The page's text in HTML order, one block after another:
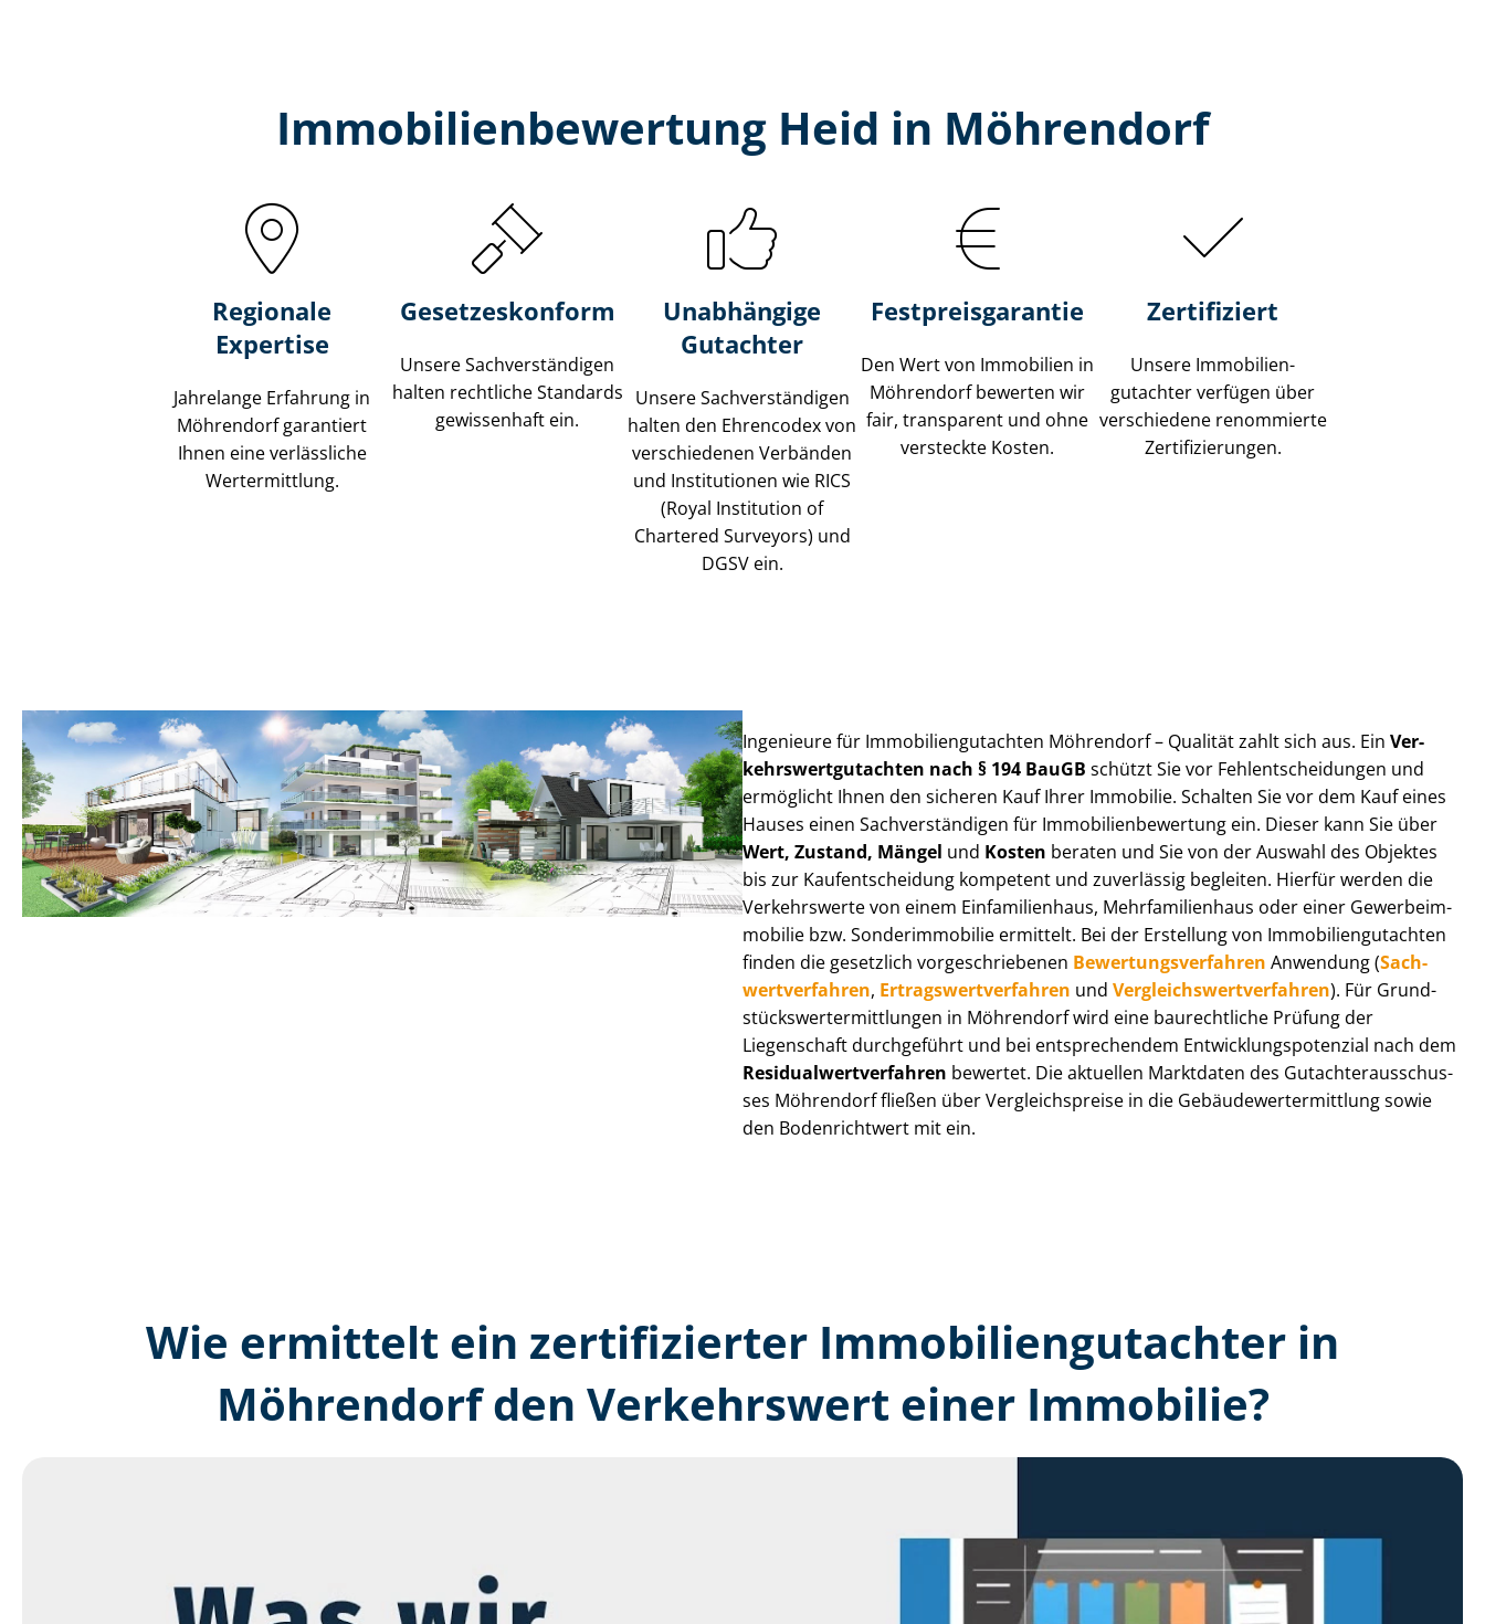
Immobilien­bewertung Heid in Möhrendorf
Regionale
Expertise
Jahrelange Erfahrung in
Möhrendorf garantiert
Ihnen eine verlässliche
Wertermittlung.
Gesetzes­konform
Unsere Sach­ver­stän­di­gen
halten rechtliche Standards
gewissenhaft ein.
Unabhängige
Gutachter
Unsere Sach­ver­stän­di­gen
halten den Ehrencodex von
verschiedenen Verbänden
und Institutionen wie RICS
(Royal Institution of
Chartered Surveyors) und
DGSV ein.
Festpreis​garantie
Den Wert von Immobilien in
Möhrendorf bewerten wir
fair, transparent und ohne
versteckte Kosten.
Zertifiziert
Unsere Immobilien­
gutachter verfügen über
verschiedene renommierte
Zer­ti­fi­zie­run­gen.
Ingenieure für Im­mo­bi­li­en­gut­ach­ten Möhrendorf – Qualität zahlt sich aus. Ein Ver­
kehrs­wert­gut­ach­ten nach § 194 BauGB schützt Sie vor Fehl­ent­schei­dun­gen und
ermöglicht Ihnen den sicheren Kauf Ihrer Immobilie. Schalten Sie vor dem Kauf eines
Hauses einen Sach­ver­stän­di­gen für Im­mo­bi­li­en­be­wer­tung ein. Dieser kann Sie über
Wert, Zustand, Mängel und Kosten beraten und Sie von der Auswahl des Objektes
bis zur Kauf­ent­schei­dung kompetent und zuverlässig begleiten. Hierfür werden die
Verkehrswerte von einem Einfamilienhaus, Mehr­fa­mi­li­en­haus oder einer Ge­wer­be­im­
mo­bi­lie bzw. Sonderimmobilie ermittelt. Bei der Erstellung von Im­mo­bi­li­en­gut­ach­ten
finden die gesetzlich vor­ge­schrie­be­nen Be­wer­tungs­ver­fah­ren Anwendung (Sach­
wert­ver­fah­ren, Er­trags­wert­ver­fah­ren und Ver­gleichs­wert­ver­fah­ren). Für Grund­
stücks­wert­ermitt­lun­gen in Möhrendorf wird eine baurechtliche Prüfung der
Liegenschaft durchgeführt und bei entsprechendem Ent­wick­lungs­po­ten­zi­al nach dem
Re­si­du­al­wert­ver­fah­ren bewertet. Die aktuellen Marktdaten des Gut­ach­ter­aus­schus­
ses Möhrendorf fließen über Ver­gleichs­prei­se in die Ge­bäu­de­wert­ermitt­lung sowie
den Bodenrichtwert mit ein.
Wie ermittelt ein zertifizierter Immobilien­gutachter in
Möhrendorf den Verkehrswert einer Immobilie?